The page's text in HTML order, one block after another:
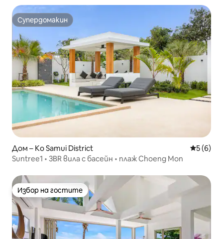
Супердомакин
Супердомакин
Дом – Ko Samui District Средна
5 (6)
Suntree1 • 3BR вила с басейн • плаж Choeng Mon
Избор на гостите
Избор на гостите